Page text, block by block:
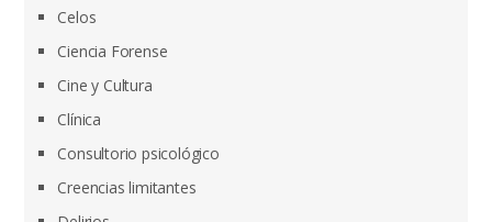
Celos
Ciencia Forense
Cine y Cultura
Clínica
Consultorio psicológico
Creencias limitantes